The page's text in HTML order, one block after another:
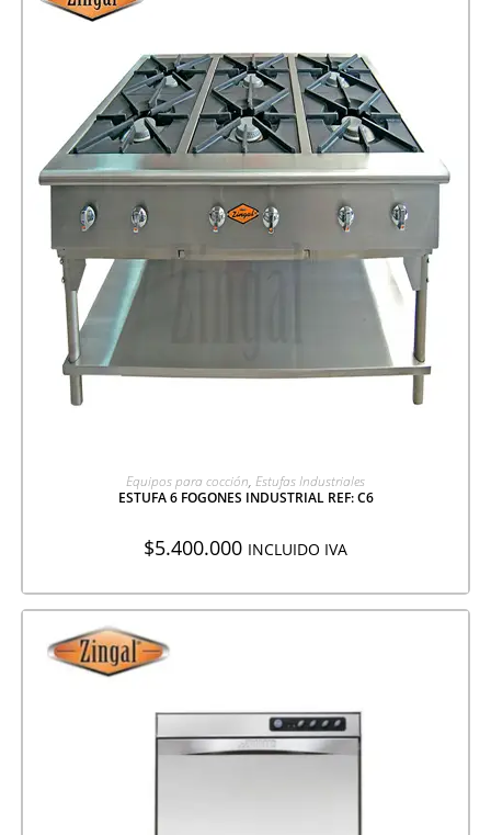
AGREGAR A COTIZACIÓN
Equipos para cocción, Estufas Industriales
ESTUFA 6 FOGONES INDUSTRIAL REF: C6
$5.400.000 INCLUIDO IVA